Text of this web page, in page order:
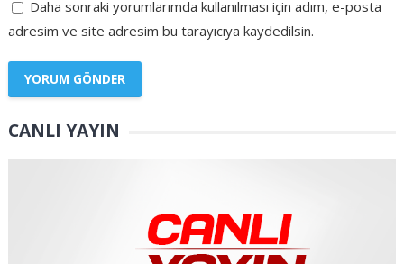
Daha sonraki yorumlarımda kullanılması için adım, e-posta
adresim ve site adresim bu tarayıcıya kaydedilsin.
CANLI YAYIN